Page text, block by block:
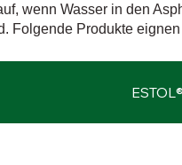
wenn Wasser in den
Folgende Produkte